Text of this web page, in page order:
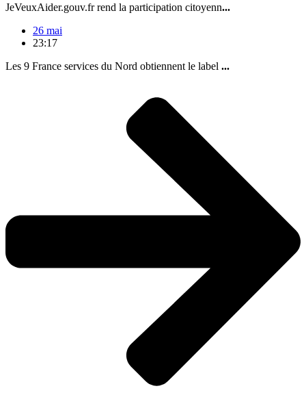
JeVeuxAider.gouv.fr rend la participation citoyenn...
26 mai
23:17
Les 9 France services du Nord obtiennent le label ...